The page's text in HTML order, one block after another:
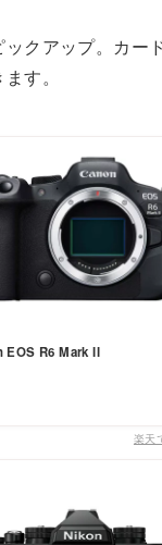
クアップ。カー
す。
EOS R6 Mark II
楽天